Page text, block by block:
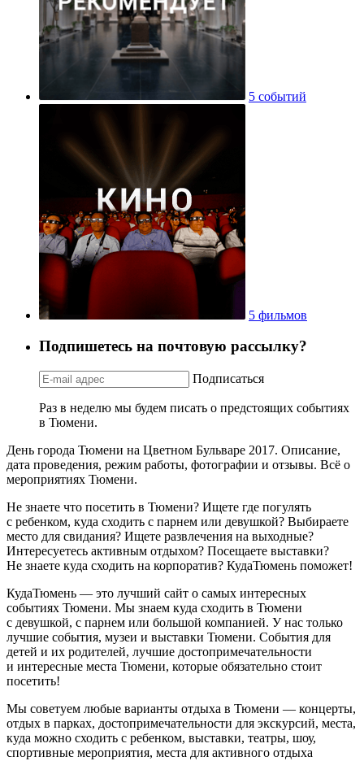
5 событий
5 фильмов
Подпишетесь на почтовую рассылку?
Подписаться
Раз в неделю мы будем писать о предстоящих событиях
в Тюмени.
День города Тюмени на Цветном Бульваре 2017. Описание,
дата проведения, режим работы, фотографии и отзывы. Всё о
мероприятиях Тюмени.
Не знаете что посетить в Тюмени? Ищете где погулять
с ребенком, куда сходить с парнем или девушкой? Выбираете
место для свидания? Ищете развлечения на выходные?
Интересуетесь активным отдыхом? Посещаете выставки?
Не знаете куда сходить на корпоратив? КудаТюмень поможет!
КудаТюмень — это лучший сайт о самых интересных
событиях Тюмени. Мы знаем куда сходить в Тюмени
с девушкой, с парнем или большой компанией. У нас только
лучшие события, музеи и выставки Тюмени. События для
детей и их родителей, лучшие достопримечательности
и интересные места Тюмени, которые обязательно стоит
посетить!
Мы советуем любые варианты отдыха в Тюмени — концерты,
отдых в парках, достопримечательности для экскурсий, места,
куда можно сходить с ребенком, выставки, театры, шоу,
спортивные мероприятия, места для активного отдыха